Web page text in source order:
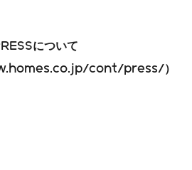
について
cont/press/）